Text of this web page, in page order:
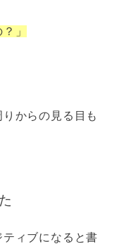
」
からの見る目も
ィブになると書